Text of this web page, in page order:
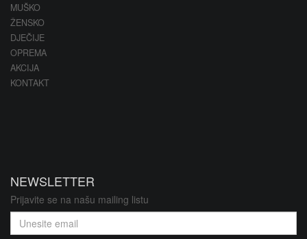
MUŠKO
ŽENSKO
DJEČIJE
OPREMA
AKCIJA
KONTAKT
NEWSLETTER
Prijavite se na našu mailing listu